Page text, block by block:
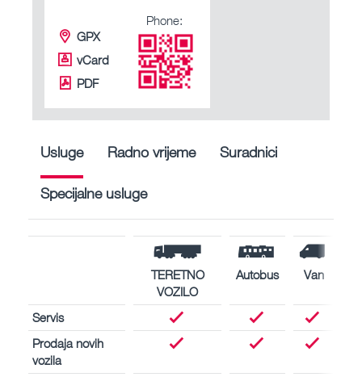
GPX
vCard
PDF
Phone:
Usluge Radno vrijeme Suradnici
Specijalne usluge
TERETNO
VOZILO
Autobus Van
Servis
Prodaja novih
vozila